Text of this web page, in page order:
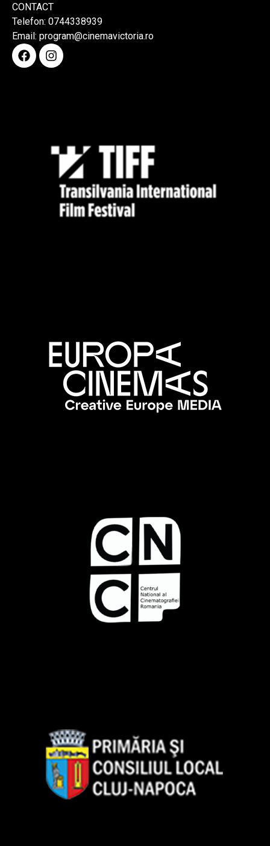
CONTACT
Telefon: 0744338939
Email: program@cinemavictoria.ro